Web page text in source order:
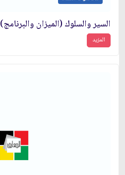
السير والسلوك (الميزان والبرنامج)
المزيد